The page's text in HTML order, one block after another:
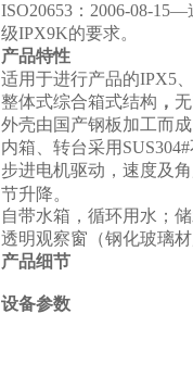
ISO20653：2006-08-
级IPX9K的要求。
产品特性
适用于进行产品的IPX5
整体式综合箱式结构 ，
外壳由国产钢板加工而
内箱、转台采用
步进电机驱动，速度及
节升降。
自带水箱，循环用水；
透明观察窗（钢化玻璃
产品细节
设备参数